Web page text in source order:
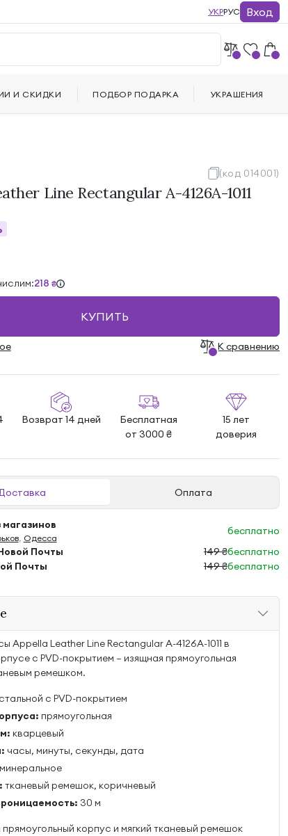
(код 014001)
Line Rectangular A-4126A-1011
218 ₴
КУПИТЬ
К сравнению
Возврат 14 дней
Бесплатная
от 3000 ₴
15 лет
доверия
Оплата
, Одесса
бесплатно
Почты
149 ₴бесплатно
Почты
149 ₴бесплатно
Appella Leather Line Rectangular A-4126A-1011 в
с PVD-покрытием — изящная прямоугольная
ремешком.
стальной с PVD-покрытием
прямоугольная
кварцевый
часы, минуты, секунды, дата
минеральное
тканевый ремешок, коричневый
30 м
корпус и мягкий тканевый ремешок
УКРРУС Вход
И СКИДКИ ПОДБОР ПОДАРКА УКРАШЕНИЯ